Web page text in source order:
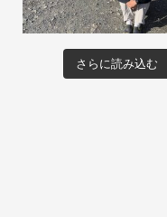
さらに読み込む